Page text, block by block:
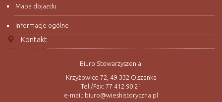
Mapa dojazdu
Informacje ogólne
Kontakt
Biuro Stowarzyszenia:
Krzyżowice 72, 49-332 Olszanka
Tel./Fax: 77 412 90 21
e-mail: biuro@wieshistoryczna.pl